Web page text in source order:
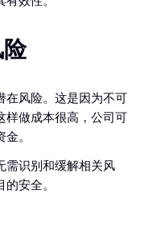
在风险。这是因为不可
样做成本很高，公司可
。
需识别和缓解相关风
安全。